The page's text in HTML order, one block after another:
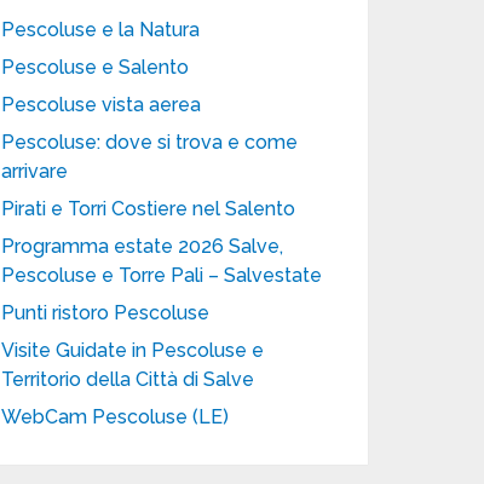
Pescoluse e la Natura
Pescoluse e Salento
Pescoluse vista aerea
Pescoluse: dove si trova e come
arrivare
Pirati e Torri Costiere nel Salento
Programma estate 2026 Salve,
Pescoluse e Torre Pali – Salvestate
Punti ristoro Pescoluse
Visite Guidate in Pescoluse e
Territorio della Città di Salve
WebCam Pescoluse (LE)